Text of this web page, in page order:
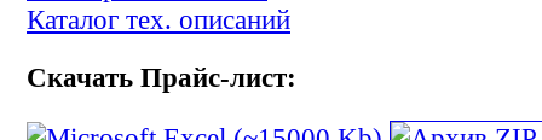
Каталог тех. описаний
Скачать Прайс-лист: